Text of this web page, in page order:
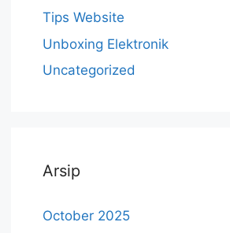
Tips Website
Unboxing Elektronik
Uncategorized
Arsip
October 2025